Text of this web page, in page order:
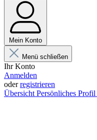
Mein Konto
Menü schließen
Ihr Konto
Anmelden
oderregistrieren
Übersicht Persönliches Profil